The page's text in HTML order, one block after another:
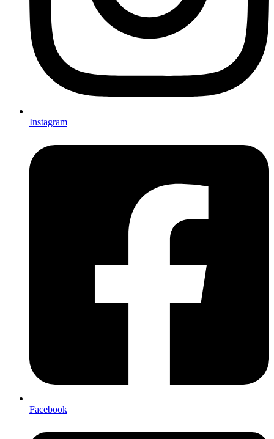
Instagram
Facebook